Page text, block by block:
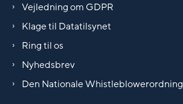
Vejledning om GDPR
Klage til Datatilsynet
Ring til os
Nyhedsbrev
Den Nationale Whistleblowerordning